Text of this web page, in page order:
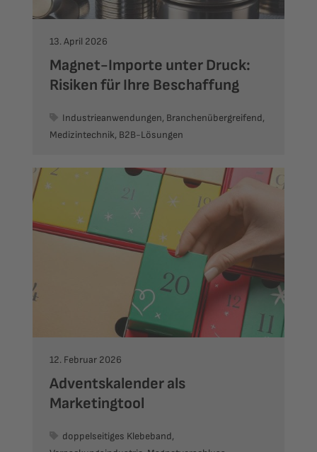
13. April 2026
Magnet-Importe unter Druck:
Risiken für Ihre Beschaffung
Industrieanwendungen, Branchenübergreifend,
Medizintechnik, B2B-Lösungen
12. Februar 2026
Adventskalender als
Marketingtool
doppelseitiges Klebeband,